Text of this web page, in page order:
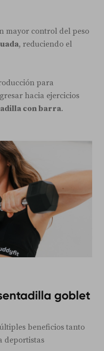
mayor control del peso
, reduciendo el
para
hacia ejercicios
con barra.
goblet
beneficios tanto
deportistas